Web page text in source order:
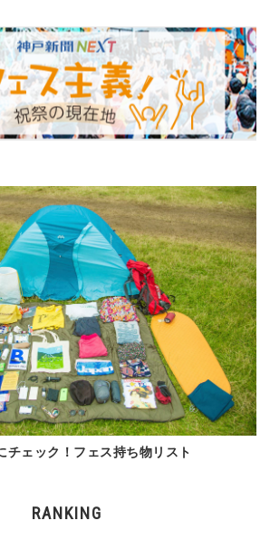
チェック！フェス持ち物リスト
RANKING